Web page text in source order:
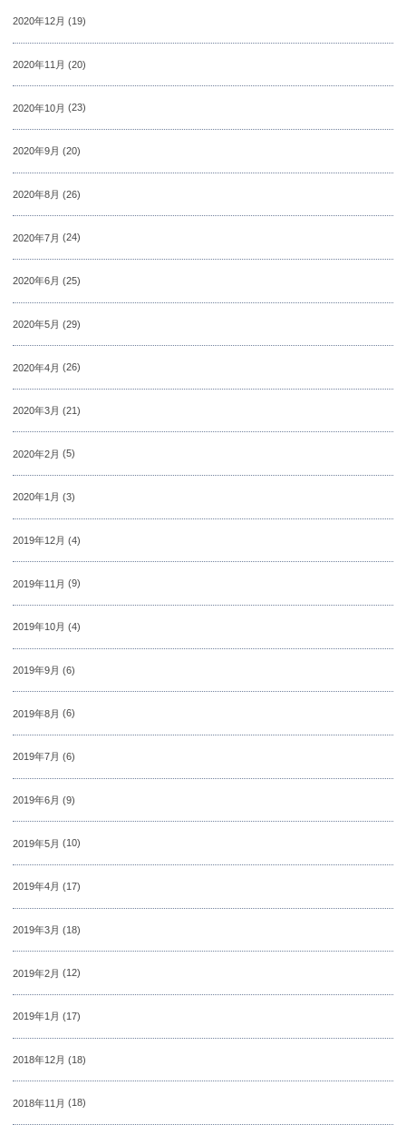
2020年12月 (19)
2020年11月 (20)
2020年10月 (23)
2020年9月 (20)
2020年8月 (26)
2020年7月 (24)
2020年6月 (25)
2020年5月 (29)
2020年4月 (26)
2020年3月 (21)
2020年2月 (5)
2020年1月 (3)
2019年12月 (4)
2019年11月 (9)
2019年10月 (4)
2019年9月 (6)
2019年8月 (6)
2019年7月 (6)
2019年6月 (9)
2019年5月 (10)
2019年4月 (17)
2019年3月 (18)
2019年2月 (12)
2019年1月 (17)
2018年12月 (18)
2018年11月 (18)